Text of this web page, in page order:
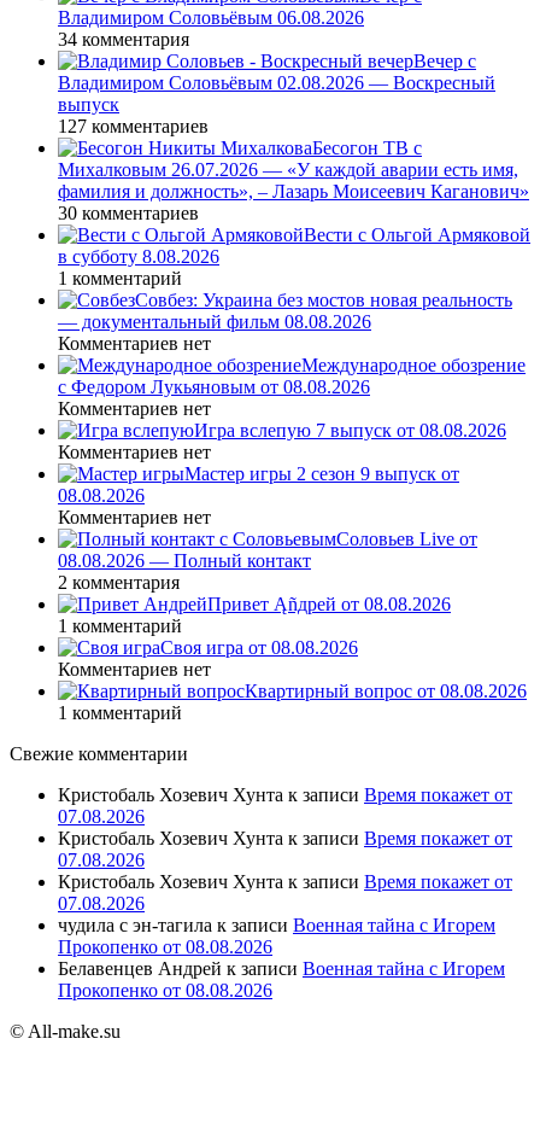
Владимиром Соловьёвым 06.08.2026
34 комментария
Вечер с
Владимиром Соловьёвым 02.08.2026 — Воскресный
выпуск
127 комментариев
Бесогон ТВ с
Михалковым 26.07.2026 — «У каждой аварии есть имя,
фамилия и должность», – Лазарь Моисеевич Каганович»
30 комментариев
Вести с Ольгой Армяковой
в субботу 8.08.2026
1 комментарий
Совбез: Украина без мостов новая реальность
— документальный фильм 08.08.2026
Комментариев нет
Международное обозрение
с Федором Лукьяновым от 08.08.2026
Комментариев нет
Игра вслепую 7 выпуск от 08.08.2026
Комментариев нет
Мастер игры 2 сезон 9 выпуск от
08.08.2026
Комментариев нет
Соловьев Live от
08.08.2026 — Полный контакт
2 комментария
Привет Ąñдpей от 08.08.2026
1 комментарий
Своя игра от 08.08.2026
Комментариев нет
Квартирный вопрос от 08.08.2026
1 комментарий
Свежие комментарии
Кристобаль Хозевич Хунта к записи Время покажет от
07.08.2026
Кристобаль Хозевич Хунта к записи Время покажет от
07.08.2026
Кристобаль Хозевич Хунта к записи Время покажет от
07.08.2026
чудила с эн-тагила к записи Военная тайна с Игорем
Прокопенко от 08.08.2026
Белавенцев Андрей к записи Военная тайна с Игорем
Прокопенко от 08.08.2026
© All-make.su